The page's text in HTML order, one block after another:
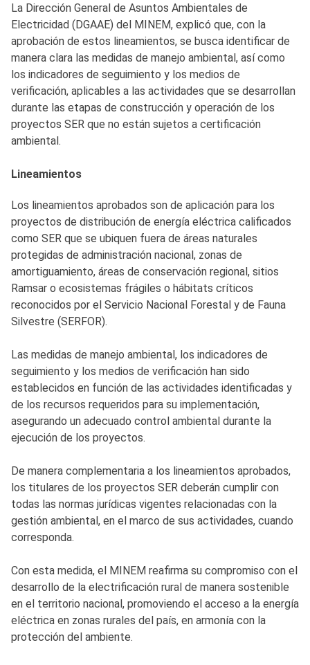
La Dirección General de Asuntos Ambientales de
Electricidad (DGAAE) del MINEM, explicó que, con la
aprobación de estos lineamientos, se busca identificar de
manera clara las medidas de manejo ambiental, así como
los indicadores de seguimiento y los medios de
verificación, aplicables a las actividades que se desarrollan
durante las etapas de construcción y operación de los
proyectos SER que no están sujetos a certificación
ambiental.
Lineamientos
Los lineamientos aprobados son de aplicación para los
proyectos de distribución de energía eléctrica calificados
como SER que se ubiquen fuera de áreas naturales
protegidas de administración nacional, zonas de
amortiguamiento, áreas de conservación regional, sitios
Ramsar o ecosistemas frágiles o hábitats críticos
reconocidos por el Servicio Nacional Forestal y de Fauna
Silvestre (SERFOR).
Las medidas de manejo ambiental, los indicadores de
seguimiento y los medios de verificación han sido
establecidos en función de las actividades identificadas y
de los recursos requeridos para su implementación,
asegurando un adecuado control ambiental durante la
ejecución de los proyectos.
De manera complementaria a los lineamientos aprobados,
los titulares de los proyectos SER deberán cumplir con
todas las normas jurídicas vigentes relacionadas con la
gestión ambiental, en el marco de sus actividades, cuando
corresponda.
Con esta medida, el MINEM reafirma su compromiso con el
desarrollo de la electrificación rural de manera sostenible
en el territorio nacional, promoviendo el acceso a la energía
eléctrica en zonas rurales del país, en armonía con la
protección del ambiente.